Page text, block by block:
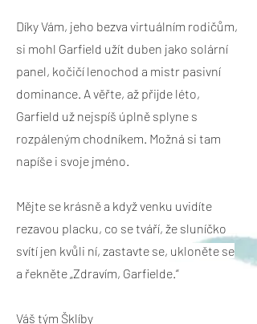
Díky Vám, jeho bezva virtuálním rodičům,
si mohl Garfield užít duben jako solární
panel, kočičí lenochod a mistr pasivní
dominance. A věřte, až přijde léto,
Garfield už nejspíš úplně splyne s
rozpáleným chodníkem. Možná si tam
napíše i svoje jméno.
Mějte se krásně a když venku uvidíte
rezavou placku, co se tváří, že sluníčko
svítí jen kvůli ní, zastavte se, ukloněte se
a řekněte „Zdravím, Garfielde.“
Váš tým Šklíby